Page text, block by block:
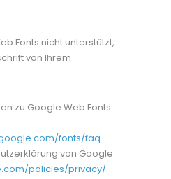
Fonts nicht unterstützt,
von Ihrem
zu Google Web Fonts
fonts/faq
von Google:
policies/privacy/.